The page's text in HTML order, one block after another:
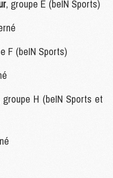
, groupe E (beIN Sports)
F (beIN Sports)
H (beIN Sports et